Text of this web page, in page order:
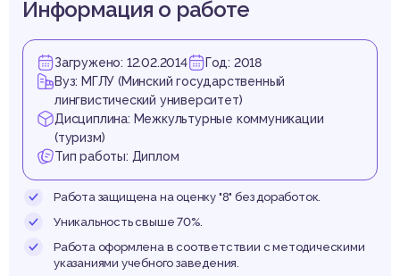
Информация о работе
Загружено: 12.02.2014
Год: 2018
Вуз: МГЛУ (Минский государственный
лингвистический университет)
Дисциплина: Межкультурные коммуникации
(туризм)
Тип работы: Диплом
Работа защищена на оценку "8" без доработок.
Уникальность свыше 70%.
Работа оформлена в соответствии с методическими
указаниями учебного заведения.